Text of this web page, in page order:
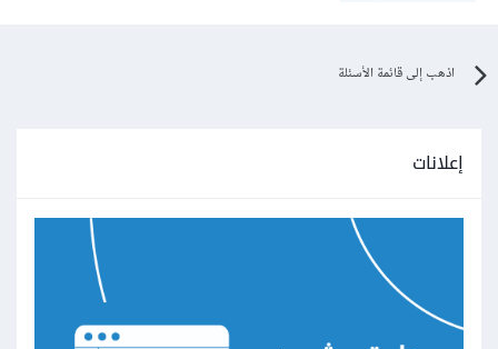
اذهب إلى قائمة الأسئلة
إعلانات